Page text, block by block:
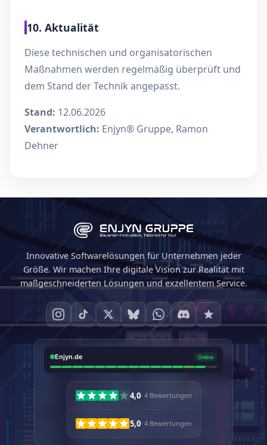
10. Aktualität
Diese technischen und organisatorischen
Maßnahmen werden regelmäßig überprüft und
dem Stand der Technik angepasst.
Stand: 12.06.2026
Verantwortlich: Enjyn® Gruppe, Ramon
Dehner
Innovative Softwarelösungen für Unternehmen jeder
Größe. Wir machen Ihre digitale Vision zur Realität mit
maßgeschneiderten Lösungen und exzellentem Service.
4,0· 4 Bewertungen
5,0· 4 Bewertungen